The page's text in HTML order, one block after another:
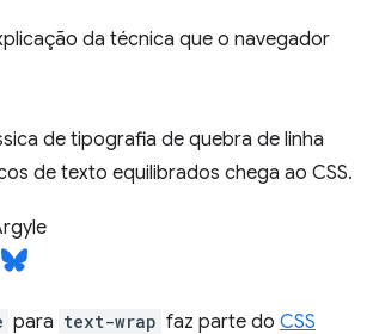
da técnica que o navegador
de tipografia de quebra de linha
de texto equilibrados chega ao CSS.
para text-wrap faz parte do CSS